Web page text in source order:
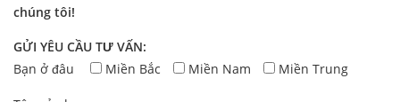
chúng tôi!
GỬI YÊU CẦU TƯ VẤN:
Bạn ở đâu
Miền Bắc Miền Nam Miền Trung